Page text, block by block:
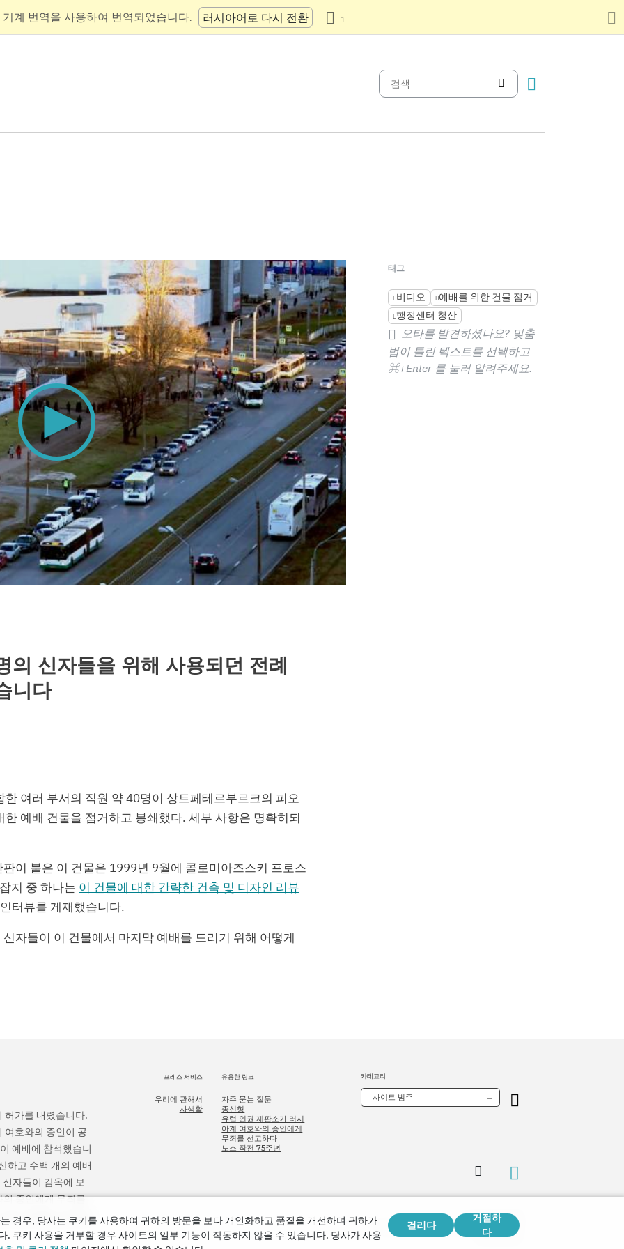
계 번역을 사용하여 번역되었습니다. 러시아어로 다시 전환
의 신자들을 위해 사용되던 전례
니다
여러 부서의 직원 약 40명이 상트페테르부르크의 피오
예배 건물을 점거하고 봉쇄했다. 세부 사항은 명확히되
이 붙은 이 건물은 1999년 9월에 콜로미아즈스키 프로스
지 중 하나는 이 건물에 대한 간략한 건축 및 디자인 리뷰
터뷰를 게재했습니다.
자들이 이 건물에서 마지막 예배를 드리기 위해 어떻게
태그
비디오
예배를 위한 건물 점거
행정센터 청산
오타를 발견하셨나요? 맞춤
법이 틀린 텍스트를 선택하고
⌘+Enter 를 눌러 알려주세요.
허가를 내렸습니다.
여호와의 증인이 공
예배에 참석했습니
하고 수백 개의 예배
자들이 감옥에 보
증인에게 무죄를
든 피해를 보상하라
프레스 서비스
우리에 관해서
사생활
유용한 링크
자주 묻는 질문
종신형
유럽 인권 재판소가 러시
아계 여호와의 증인에게
무죄를 선고하다
노스 작전 75주년
카테고리
사이트 범주
Copyright © 2026
Watch Tower Bible and Tract Society of Korea.
모든 권리 보유.
경우, 당사는 쿠키를 사용하여 귀하의 방문을 보다 개인화하고 품질을 개선하며 귀하가
쿠키 사용을 거부할 경우 사이트의 일부 기능이 작동하지 않을 수 있습니다. 당사가 사용
걸리다
거절하
다